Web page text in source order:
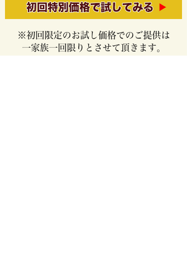
※初回限定のお試し価格でのご提供は
一家族一回限りとさせて頂きます。